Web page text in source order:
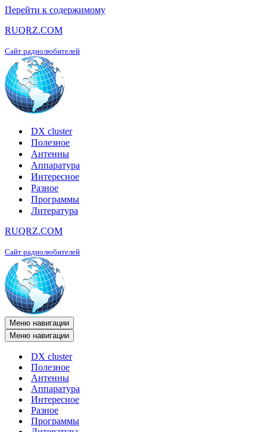
Перейти к содержимому
RUQRZ.COM
Сайт радиолюбителей
DX cluster
Полезное
Антенны
Аппаратура
Интересное
Разное
Программы
Литература
RUQRZ.COM
Сайт радиолюбителей
Меню навигации
Меню навигации
DX cluster
Полезное
Антенны
Аппаратура
Интересное
Разное
Программы